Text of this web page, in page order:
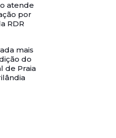
atende
por
RDR
mais
do
de Praia